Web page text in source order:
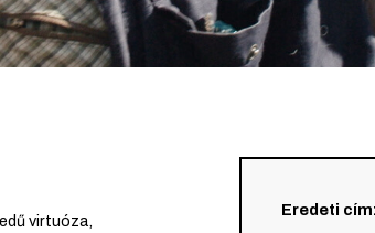
virtuóza,
Eredeti cím: